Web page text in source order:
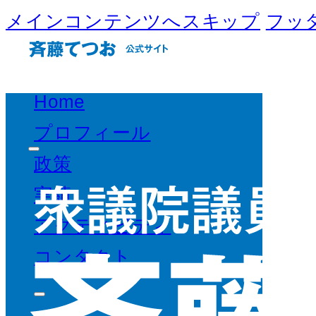
メインコンテンツへスキップ フッ
Home
プロフィール
政策
実績
アクティビティ
コンタクト